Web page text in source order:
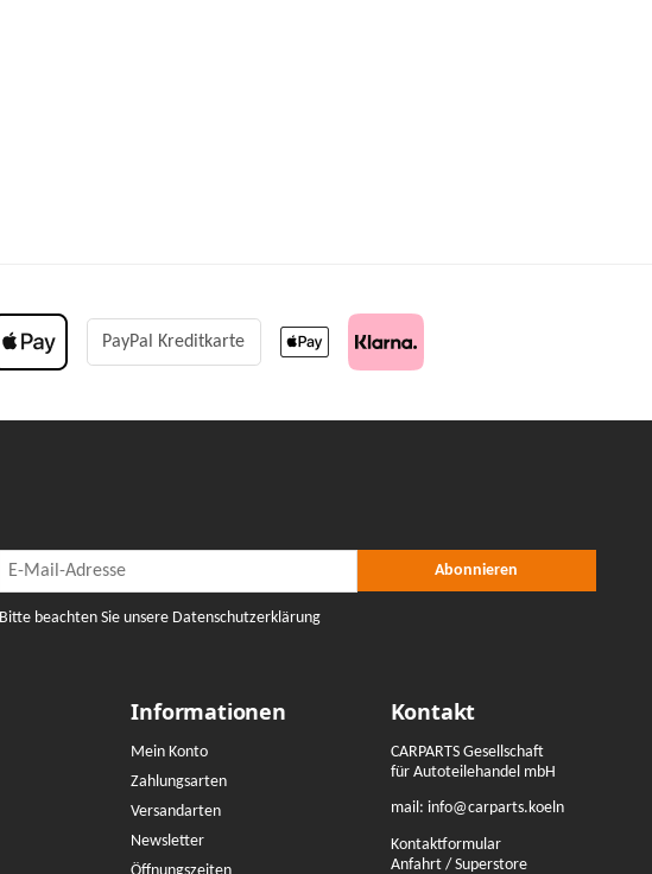
PayPal Kreditkarte
Newsletter Abonnieren Abonnieren
Bitte beachten Sie unsere Datenschutzerklärung
Informationen
Mein Konto
Zahlungsarten
Versandarten
Newsletter
Öffnungszeiten
Kontakt
CARPARTS Gesellschaft
für Autoteilehandel mbH
mail: info@carparts.koeln
Kontaktformular
Anfahrt / Superstore